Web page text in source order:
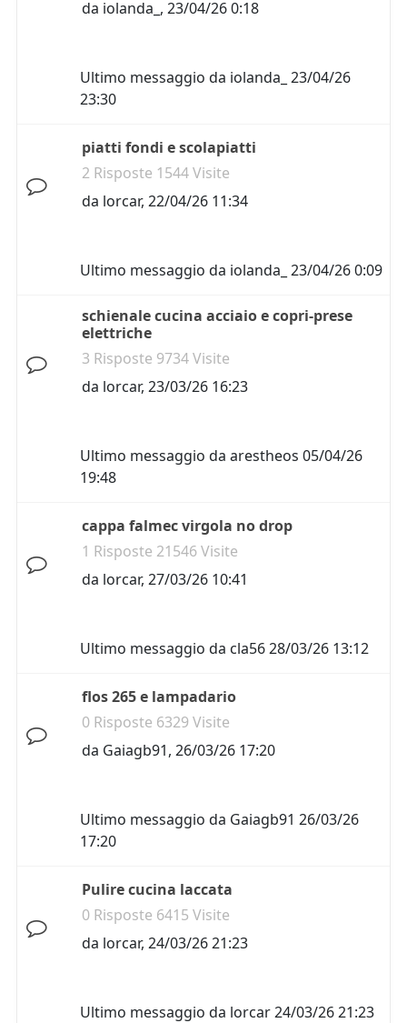
da iolanda_ , 23/04/26 0:18
Ultimo messaggio da iolanda_ 23/04/26
23:30
piatti fondi e scolapiatti
2 Risposte 1544 Visite
da lorcar, 22/04/26 11:34
Ultimo messaggio da iolanda_ 23/04/26 0:09
schienale cucina acciaio e copri-prese
elettriche
3 Risposte 9734 Visite
da lorcar, 23/03/26 16:23
Ultimo messaggio da arestheos 05/04/26
19:48
cappa falmec virgola no drop
1 Risposte 21546 Visite
da lorcar, 27/03/26 10:41
Ultimo messaggio da cla5628/03/26 13:12
flos 265 e lampadario
0 Risposte 6329 Visite
da Gaiagb91, 26/03/26 17:20
Ultimo messaggio da Gaiagb91 26/03/26
17:20
Pulire cucina laccata
0 Risposte 6415 Visite
da lorcar, 24/03/26 21:23
Ultimo messaggio da lorcar24/03/26 21:23